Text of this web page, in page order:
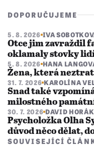
DOPORUČUJEME
5. 8. 2026 IVA
Otce jim zavraždil
oklamaly stovky
5. 8. 2026 HANA
Žena, která
31. 7. 2026 KAROLÍNA
Snad také
milostného
30. 7. 2026 DAVID HORÁK
Psycholožka Olha
důvod něco dělat,
SOUVISEJÍCÍ